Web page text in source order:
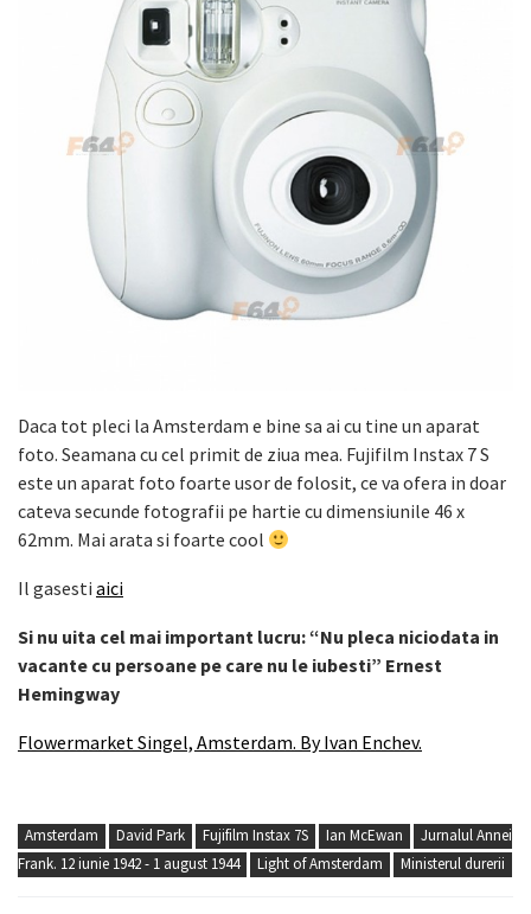
Daca tot pleci la Amsterdam e bine sa ai cu tine un aparat
foto. Seamana cu cel primit de ziua mea. Fujifilm Instax 7 S
este un aparat foto foarte usor de folosit, ce va ofera in doar
cateva secunde fotografii pe hartie cu dimensiunile 46 x
62mm. Mai arata si foarte cool
Il gasesti aici
Si nu uita cel mai important lucru: “Nu pleca niciodata in
vacante cu persoane pe care nu le iubesti” Ernest
Hemingway
Flowermarket Singel, Amsterdam. By Ivan Enchev.
Amsterdam David Park Fujifilm Instax 7S Ian McEwan
Jurnalul Annei
Frank. 12 iunie 1942 - 1 august 1944
Light of Amsterdam Ministerul durerii